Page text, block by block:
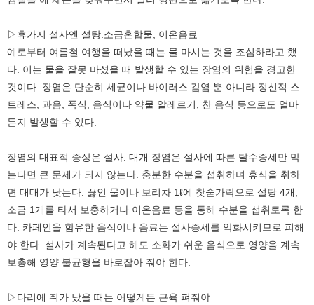
▷휴가지 설사엔 설탕.소금혼합물, 이온음료
예로부터 여름철 여행을 떠났을 때는 물 마시는 것을 조심하라고 했
다. 이는 물을 잘못 마셨을 때 발생할 수 있는 장염의 위험을 경고한
것이다. 장염은 단순히 세균이나 바이러스 감염 뿐 아니라 정신적 스
트레스, 과음, 폭식, 음식이나 약물 알레르기, 찬 음식 등으로도 얼마
든지 발생할 수 있다.
장염의 대표적 증상은 설사. 대개 장염은 설사에 따른 탈수증세만 막
는다면 큰 문제가 되지 않는다. 충분한 수분을 섭취하며 휴식을 취하
면 대대가 낫는다. 끓인 물이나 보리차 1ℓ에 찻숟가락으로 설탕 4개,
소금 1개를 타서 보충하거나 이온음료 등을 통해 수분을 섭취토록 한
다. 카페인을 함유한 음식이나 음료는 설사증세를 악화시키므로 피해
야 한다. 설사가 계속된다고 해도 소화가 쉬운 음식으로 영양을 계속
보충해 영양 불균형을 바로잡아 줘야 한다.
▷다리에 쥐가 났을 때는 어떻게든 근육 펴줘야